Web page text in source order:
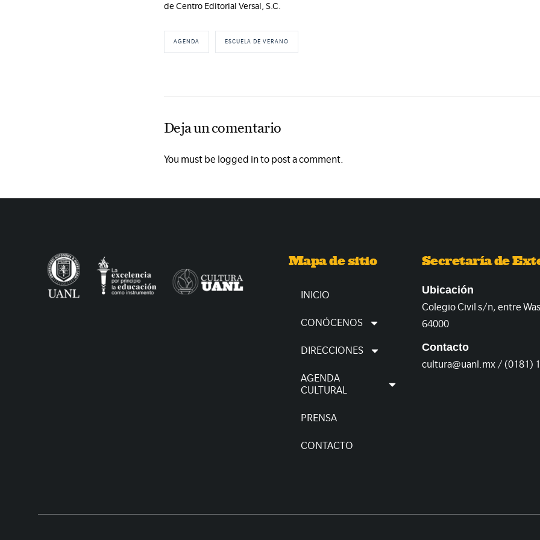
de Centro Editorial Versal, S.C.
AGENDA ESCUELA DE VERANO
Deja un comentario
You must be logged in to post a comment.
Mapa de sitio
INICIO
CONÓCENOS
DIRECCIONES
AGENDA
CULTURAL
PRENSA
CONTACTO
Secretaría de
Ubicación
Colegio Civil s/n, entre
64000
Contacto
cultura@uanl.mx / (0181)